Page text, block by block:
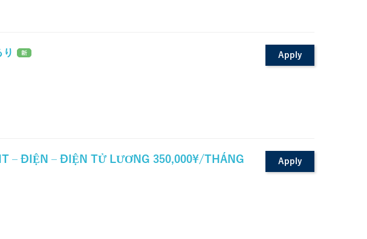
新 Apply
– ĐIỆN – ĐIỆN TỬ LƯƠNG 350,000¥/THÁNG Apply